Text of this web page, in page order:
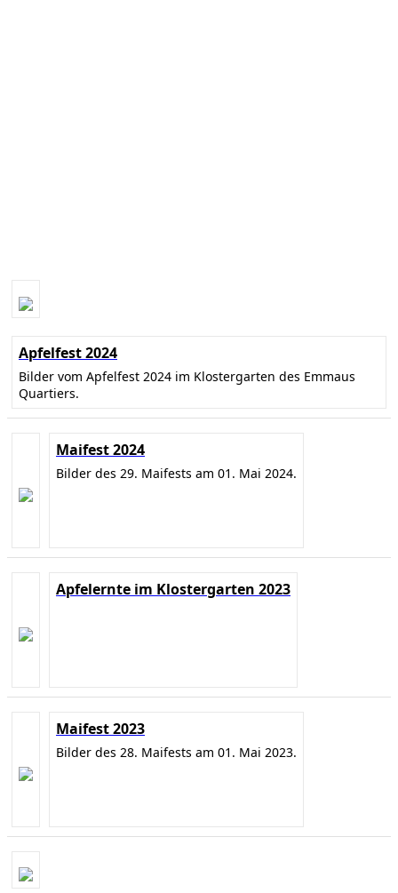
Apfelfest 2024
Bilder vom Apfelfest 2024 im Klostergarten des Emmaus
Quartiers.
Maifest 2024
Bilder des 29. Maifests am 01. Mai 2024.
Apfelernte im Klostergarten 2023
Maifest 2023
Bilder des 28. Maifests am 01. Mai 2023.